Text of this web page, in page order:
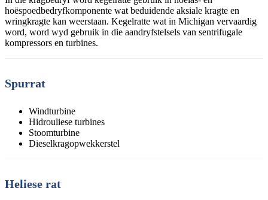
hoëspoedbedryfkomponente wat beduidende aksiale kragte en
wringkragte kan weerstaan. Kegelratte wat in Michigan vervaardig
word, word wyd gebruik in die aandryfstelsels van sentrifugale
kompressors en turbines.
Spurrat
Windturbine
Hidrouliese turbines
Stoomturbine
Dieselkragopwekkerstel
Heliese rat